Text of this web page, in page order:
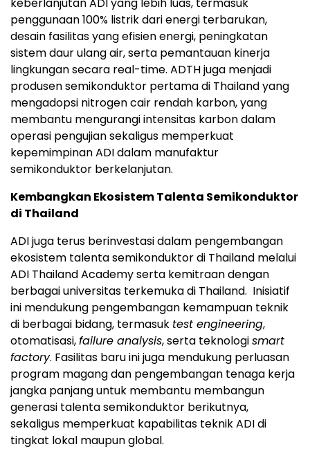
penggunaan 100% listrik dari energi terbarukan,
desain fasilitas yang efisien energi, peningkatan
sistem daur ulang air, serta pemantauan kinerja
lingkungan secara real-time. ADTH juga menjadi
produsen semikonduktor pertama di Thailand yang
mengadopsi nitrogen cair rendah karbon, yang
membantu mengurangi intensitas karbon dalam
operasi pengujian sekaligus memperkuat
kepemimpinan ADI dalam manufaktur
semikonduktor berkelanjutan.
Kembangkan Ekosistem Talenta Semikonduktor
di Thailand
ADI juga terus berinvestasi dalam pengembangan
ekosistem talenta semikonduktor di Thailand melalui
ADI Thailand Academy serta kemitraan dengan
berbagai universitas terkemuka di Thailand. Inisiatif
ini mendukung pengembangan kemampuan teknik
di berbagai bidang, termasuk test engineering,
otomatisasi,failure analysis, serta teknologismart
factory. Fasilitas baru ini juga mendukung perluasan
program magang dan pengembangan tenaga kerja
jangka panjang untuk membantu membangun
generasi talenta semikonduktor berikutnya,
sekaligus memperkuat kapabilitas teknik ADI di
tingkat lokal maupun global.